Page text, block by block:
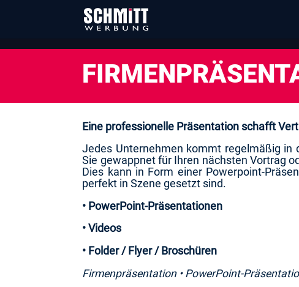
Eine professionelle Präsentation schafft
Jedes Unternehmen kommt regelmäßig in
Sie gewappnet für Ihren nächsten Vortrag
Dies kann in Form einer Powerpoint-
perfekt in Szene gesetzt sind.
• PowerPoint-Präsentationen
• Videos
• Folder / Flyer / Broschüren
Firmenpräsentation • PowerPoint-